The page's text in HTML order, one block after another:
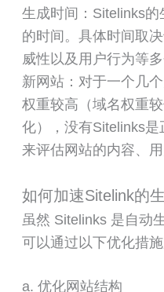
生成时间：Sitelinks
的时间。具体时间取
威性以及用户行为等多
新网站：对于一个几
权重较高（域名权重
化），没有Sitelinks
来评估网站的内容、
如何加速Sitelink的
虽然 Sitelinks 是自动
可以通过以下优化措施
a. 优化网站结构